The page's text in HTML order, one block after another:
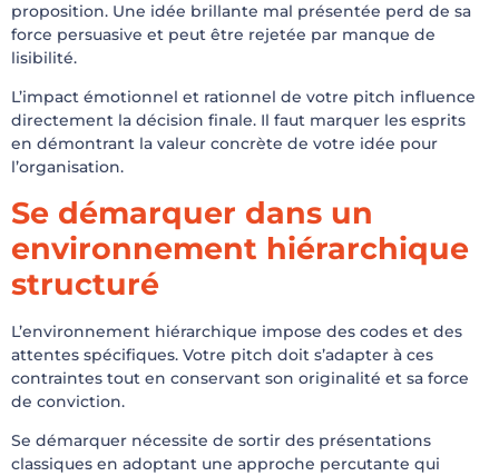
proposition. Une idée brillante mal présentée perd de sa
force persuasive et peut être rejetée par manque de
lisibilité.
L’impact émotionnel et rationnel de votre pitch influence
directement la décision finale. Il faut marquer les esprits
en démontrant la valeur concrète de votre idée pour
l’organisation.
Se démarquer dans un
environnement hiérarchique
structuré
L’environnement hiérarchique impose des codes et des
attentes spécifiques. Votre pitch doit s’adapter à ces
contraintes tout en conservant son originalité et sa force
de conviction.
Se démarquer nécessite de sortir des présentations
classiques en adoptant une approche percutante qui